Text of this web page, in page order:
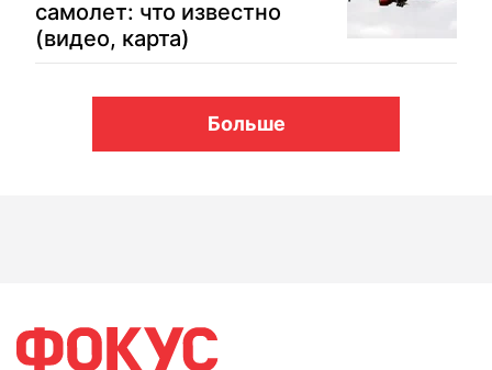
самолет: что известно
(видео, карта)
Больше